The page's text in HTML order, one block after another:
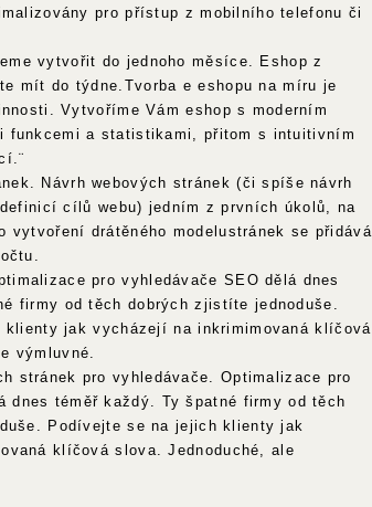
pro přístup z mobilního telefonu či
vytvořit do jednoho měsíce. Eshop z
mít do týdne.Tvorba e eshopu na míru je
Vytvoříme Vám eshop s moderním
funkcemi a statistikami, přitom s intuitivním
Návrh webových stránek (či spíše návrh
cílů webu) jedním z prvních úkolů, na
vytvoření drátěného modelustránek se přidává
pro vyhledávače SEO dělá dnes
firmy od těch dobrých zjistíte jednoduše.
klienty jak vycházejí na inkrimimovaná klíčová
výmluvné.
stránek pro vyhledávače. Optimalizace pro
dnes téměř každý. Ty špatné firmy od těch
Podívejte se na jejich klienty jak
klíčová slova. Jednoduché, ale